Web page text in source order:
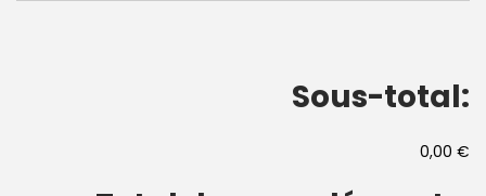
Sous-total:
0,00 €